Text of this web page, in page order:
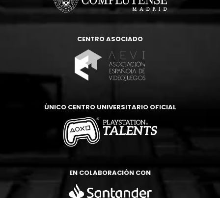
CENTRO ASOCIADO
ÚNICO CENTRO UNIVERSITARIO OFICIAL
EN COLABORACIÓN CON